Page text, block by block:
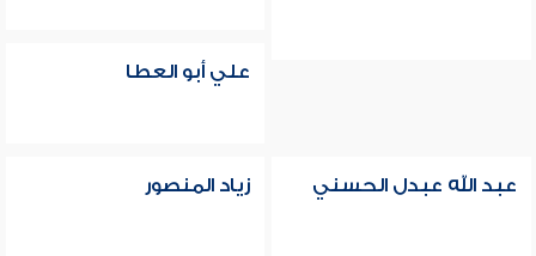
علي أبو العطا
عبد الله عبدل الحسني زياد المنصور